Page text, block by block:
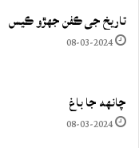
تاريخ جي ڪفن جھڙو ڪيس
08-03-2024
چانهه جا باغ
08-03-2024